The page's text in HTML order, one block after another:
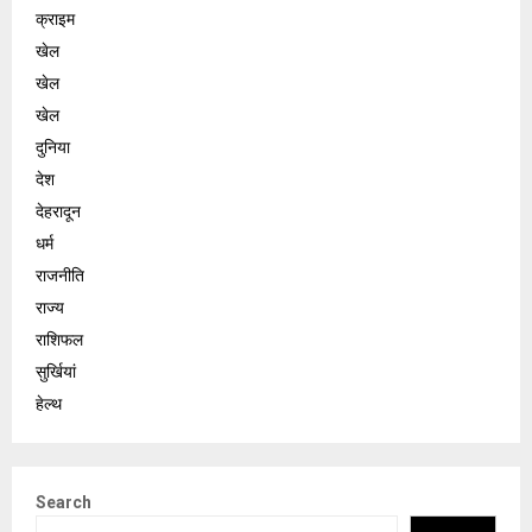
क्राइम
खेल
खेल
खेल
दुनिया
देश
देहरादून
धर्म
राजनीति
राज्य
राशिफल
सुर्खियां
हेल्थ
Search